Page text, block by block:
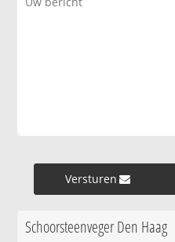
Versturen »
Schoorsteenveger Den Haag